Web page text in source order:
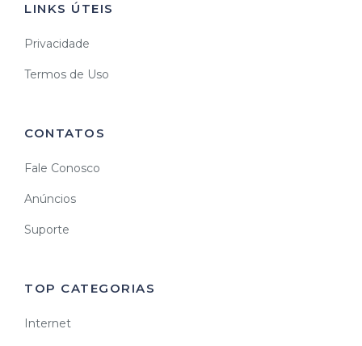
LINKS ÚTEIS
Privacidade
Termos de Uso
CONTATOS
Fale Conosco
Anúncios
Suporte
TOP CATEGORIAS
Internet